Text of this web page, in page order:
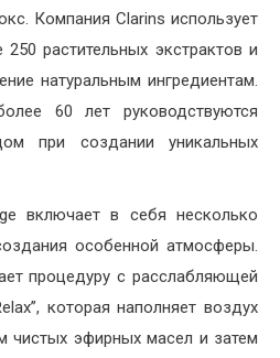
Компания Clarins использует
растительных экстрактов и
натуральным ингредиентам.
60 лет руководствуются
при создании уникальных
включает в себя несколько
особенной атмосферы.
процедуру с расслабляющей
которая наполняет воздух
чистых эфирных масел и затем